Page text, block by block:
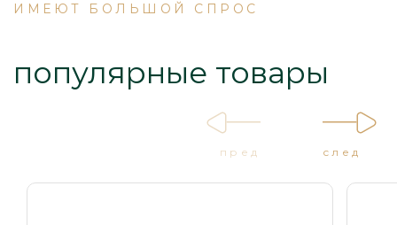
ИМЕЮТ БОЛЬШОЙ СПРОС
популярные товары
пред след